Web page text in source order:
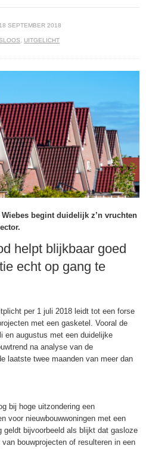
SEPTEMBER 2018
,UITGELICHT
begint duidelijk z’n vruchten
helpt blijkbaar goed
echt op gang te
per 1 juli 2018 leidt tot een forse
met een gasketel. Vooral de
en augustus met een duidelijke
na analyse van de
laatste twee maanden van meer dan
bij hoge uitzondering een
voor nieuwbouwwoningen met een
geldt bijvoorbeeld als blijkt dat gasloze
bouwprojecten of resulteren in een